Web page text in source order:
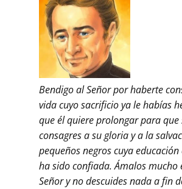
Bendigo al Señor por haberte
vida cuyo sacrificio ya le habías
que él quiere prolon­gar para que
consagres a su gloria y a la
pequeños negros cuya
ha sido confiada. Ámalos mucho
Señor y no descuides nada a fin